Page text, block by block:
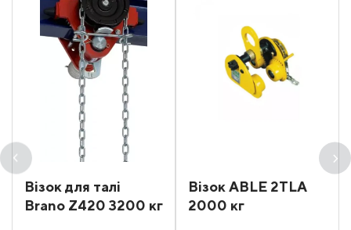
Візок для талі
Brano Z420 3200 кг
Візок ABLE 2ТLA
2000 кг